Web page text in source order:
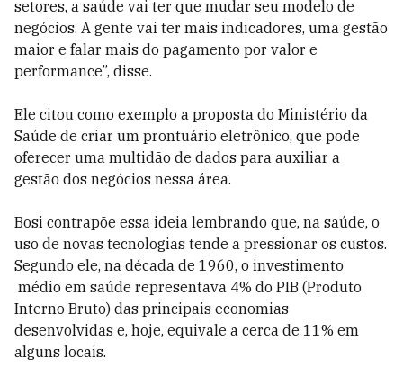
setores, a saúde vai ter que mudar seu modelo de
negócios. A gente vai ter mais indicadores, uma gestão
maior e falar mais do pagamento por valor e
performance”, disse.
Ele citou como exemplo a proposta do Ministério da
Saúde de criar um prontuário eletrônico, que pode
oferecer uma multidão de dados para auxiliar a
gestão dos negócios nessa área.
Bosi contrapõe essa ideia lembrando que, na saúde, o
uso de novas tecnologias tende a pressionar os custos.
Segundo ele, na década de 1960, o investimento
médio em saúde representava 4% do PIB (Produto
Interno Bruto) das principais economias
desenvolvidas e, hoje, equivale a cerca de 11% em
alguns locais.